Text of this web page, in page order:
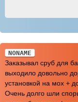
NONAME
Заказывал сруб для
выходило довольно
установкой на мох +
Очень долго шли